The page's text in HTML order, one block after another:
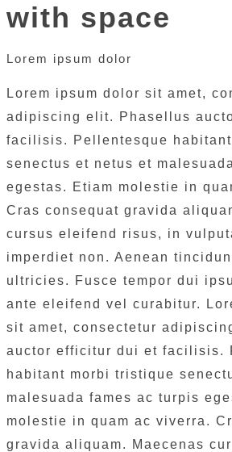
with space
Lorem ipsum dolor
Lorem ipsum dolor sit amet,
adipiscing elit. Phasellus
facilisis. Pellentesque
senectus et netus et
egestas. Etiam molestie in
Cras consequat gravida
cursus eleifend risus, in
imperdiet non. Aenean
ultricies. Fusce tempor dui
ante eleifend vel curabitur.
sit amet, consectetur
auctor efficitur dui et facilisis.
habitant morbi tristique
malesuada fames ac turpis
molestie in quam ac viverra.
gravida aliquam. Maecenas